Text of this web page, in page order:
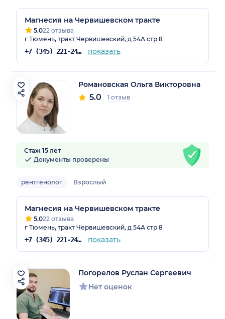
Магнесия на Червишевском тракте
5.022 отзыва
г Тюмень, тракт Червишевский, д 54А стр 8
+7 (345) 221-24-85 показать
Романовская Ольга Викторовна
5.0 1 отзыв
Стаж 15 лет
Документы проверены
рентгенолог Взрослый
Магнесия на Червишевском тракте
5.022 отзыва
г Тюмень, тракт Червишевский, д 54А стр 8
+7 (345) 221-24-85 показать
Погорелов Руслан Сергеевич
Нет оценок